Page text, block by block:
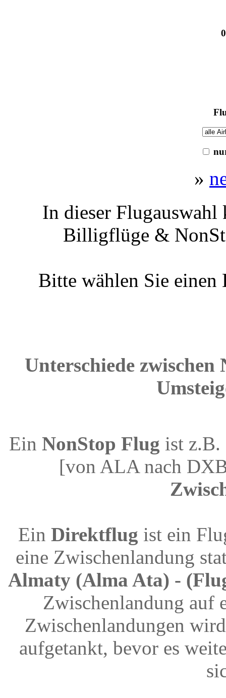
»
In dieser
Billigflüge &
Bitte wählen Sie
Unterschiede
Ein NonStop Flug ist z.B.
[von ALA nach
Ein Direktflug ist ein
eine Zwischenlandung
Almaty (Alma Ata) -
Zwischenlandung auf
Zwischenlandungen
aufgetankt, bevor es